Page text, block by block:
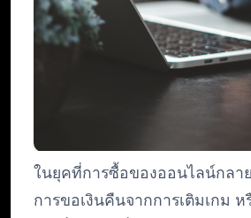
ในยุคที่การซื้อของออนไลน์กลา
การขอเงินคืนจากการเติมเกม